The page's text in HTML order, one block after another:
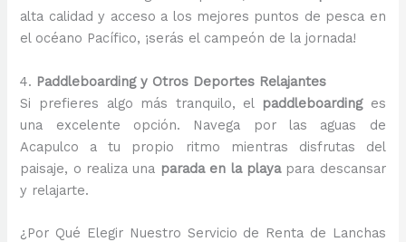
alta calidad y acceso a los mejores puntos de pesca en
el océano Pacífico, ¡serás el campeón de la jornada!
4. Paddleboarding y Otros Deportes Relajantes
Si prefieres algo más tranquilo, el
paddleboardinges
una excelente opción. Navega por las aguas de
Acapulco a tu propio ritmo mientras disfrutas del
paisaje, o realiza una parada en la playapara descansar
y relajarte.
¿Por Qué Elegir Nuestro Servicio de Renta de Lanchas